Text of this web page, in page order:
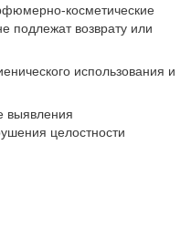
косметические
подлежат возврату или
использования и
выявления
целостности